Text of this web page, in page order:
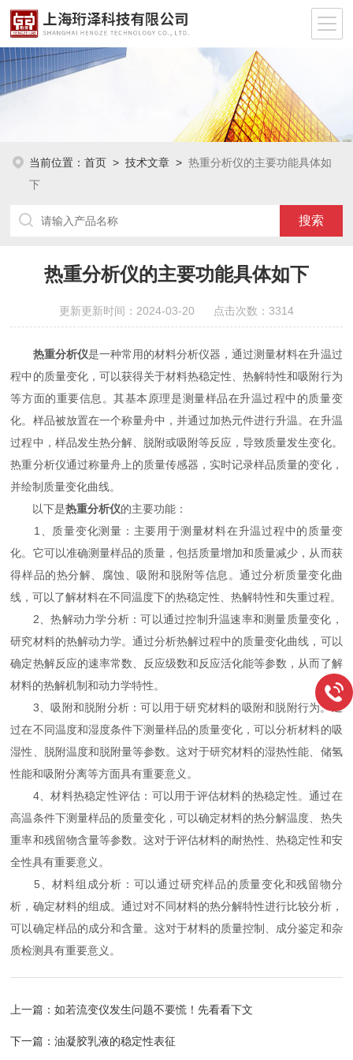
当前位置：首页 >技术文章 >热重分析仪的主要功能具体如
下
热重分析仪的主要功能具体如下
更新更新时间：2024-03-20 点击次数：3314
热重分析仪是一种常用的材料分析仪器，通过测量材料在升温过
程中的质量变化，可以获得关于材料热稳定性、热解特性和吸附行为
等方面的重要信息。其基本原理是测量样品在升温过程中的质量变
化。样品被放置在一个称量舟中，并通过加热元件进行升温。在升温
过程中，样品发生热分解、脱附或吸附等反应，导致质量发生变化。
热重分析仪通过称量舟上的质量传感器，实时记录样品质量的变化，
并绘制质量变化曲线。
以下是热重分析仪的主要功能：
1、质量变化测量：主要用于测量材料在升温过程中的质量变
化。它可以准确测量样品的质量，包括质量增加和质量减少，从而获
得样品的热分解、腐蚀、吸附和脱附等信息。通过分析质量变化曲
线，可以了解材料在不同温度下的热稳定性、热解特性和失重过程。
2、热解动力学分析：可以通过控制升温速率和测量质量变化，
研究材料的热解动力学。通过分析热解过程中的质量变化曲线，可以
确定热解反应的速率常数、反应级数和反应活化能等参数，从而了解
材料的热解机制和动力学特性。
3、吸附和脱附分析：可以用于研究材料的吸附和脱附行为。通
过在不同温度和湿度条件下测量样品的质量变化，可以分析材料的吸
湿性、脱附温度和脱附量等参数。这对于研究材料的湿热性能、储氢
性能和吸附分离等方面具有重要意义。
4、材料热稳定性评估：可以用于评估材料的热稳定性。通过在
高温条件下测量样品的质量变化，可以确定材料的热分解温度、热失
重率和残留物含量等参数。这对于评估材料的耐热性、热稳定性和安
全性具有重要意义。
5、材料组成分析：可以通过研究样品的质量变化和残留物分
析，确定材料的组成。通过对不同材料的热分解特性进行比较分析，
可以确定样品的成分和含量。这对于材料的质量控制、成分鉴定和杂
质检测具有重要意义。
上一篇：如若流变仪发生问题不要慌！先看看下文
下一篇：油凝胶乳液的稳定性表征